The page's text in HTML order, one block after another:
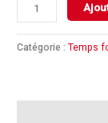
Catégorie :Temps